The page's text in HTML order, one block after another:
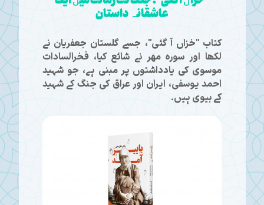
عاشقانہ داستان
کتاب "خزاں آ گئی"، جسے گلستان جعفریان نے
لکھا اور سوره مهر نے شائع کیا، فخرالسادات
موسوی کی یادداشتوں پر مبنی ہے، جو شہید
احمد یوسفی، ایران اور عراق کی جنگ کے شہید
کے بیوی ہیں۔